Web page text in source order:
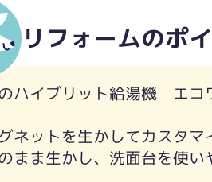
リフォームのポ
ハイブリット給湯機 エコ
ネットを生かしてカスタマ
まま生かし、洗面台を使
した。入口にも段差があ